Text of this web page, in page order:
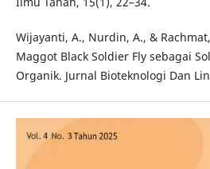
Wijayanti, A., Nurdin, A., &
Maggot Black Soldier Fly sebagai
Organik. Jurnal Bioteknologi Dan